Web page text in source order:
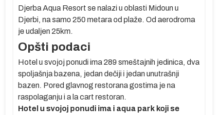
Djerba Aqua Resort se nalazi u oblasti Midoun u
Djerbi, na samo 250 metara od plaže. Od aerodroma
je udaljen 25km.
Opšti podaci
Hotel u svojoj ponudi ima 289 smeštajnih jedinica, dva
spoljašnja bazena, jedan dečiji i jedan unutrašnji
bazen. Pored glavnog restorana gostima je na
raspolaganju i a la cart restoran.
Hotel u svojoj ponudi ima i aqua park koji se